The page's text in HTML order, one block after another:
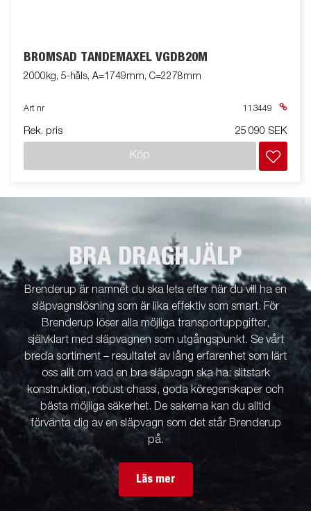
BROMSAD TANDEMAXEL VGDB20M
2000kg, 5-håls, A=1749mm, C=2278mm
Art nr 113449
Rek. pris 25 090 SEK
Köp
BRA DRAGHJÄLP
Brenderup är namnet du ska leta efter när du vill ha en
släpvagnslösning som är lika effektiv som smart. För
Brenderup löser alla möjliga transportuppgifter,
självklart med släpvagnen som utgångspunkt. Se vårt
breda sortiment – resultatet av lång erfarenhet som lärt
oss allt om vad en bra släpvagn ska ha: slitstark
konstruktion, robust chassi, goda köregenskaper och
bästa möjliga säkerhet. De sakerna kan du alltid
förvänta dig av en släpvagn som det står Brenderup
på.
Läs mer